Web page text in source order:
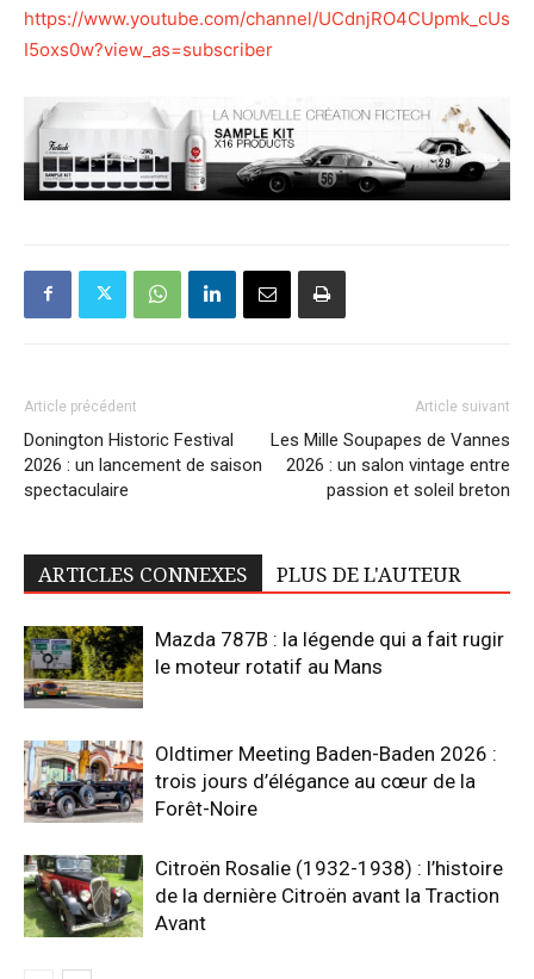
https://www.youtube.com/channel/UCdnjRO4CUpmk_cUs
I5oxs0w?view_as=subscriber
Article précédent
Donington Historic Festival
2026 : un lancement de saison
spectaculaire
Article suivant
Les Mille Soupapes de Vannes
2026 : un salon vintage entre
passion et soleil breton
ARTICLES CONNEXES PLUS DE L'AUTEUR
Mazda 787B : la légende qui a fait rugir
le moteur rotatif au Mans
Oldtimer Meeting Baden-Baden 2026 :
trois jours d’élégance au cœur de la
Forêt-Noire
Citroën Rosalie (1932-1938) : l’histoire
de la dernière Citroën avant la Traction
Avant